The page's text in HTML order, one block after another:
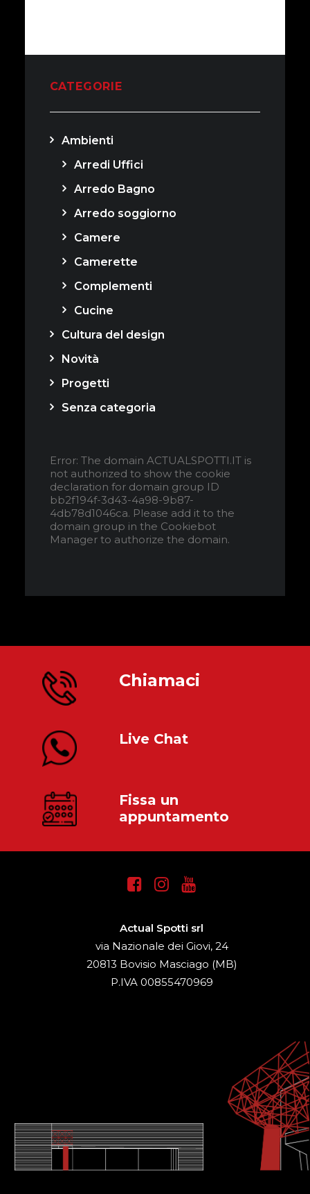
CATEGORIE
Ambienti
Arredi Uffici
Arredo Bagno
Arredo soggiorno
Camere
Camerette
Complementi
Cucine
Cultura del design
Novità
Progetti
Senza categoria
Error: The domain ACTUALSPOTTI.IT is
not authorized to show the cookie
declaration for domain group ID
bb2f194f-3d43-4a98-9b87-
4db78d1046ca. Please add it to the
domain group in the Cookiebot
Manager to authorize the domain.
Chiamaci
Live Chat
Fissa un
appuntamento
Actual Spotti srl
via Nazionale dei Giovi, 24
20813 Bovisio Masciago (MB)
P.IVA 00855470969